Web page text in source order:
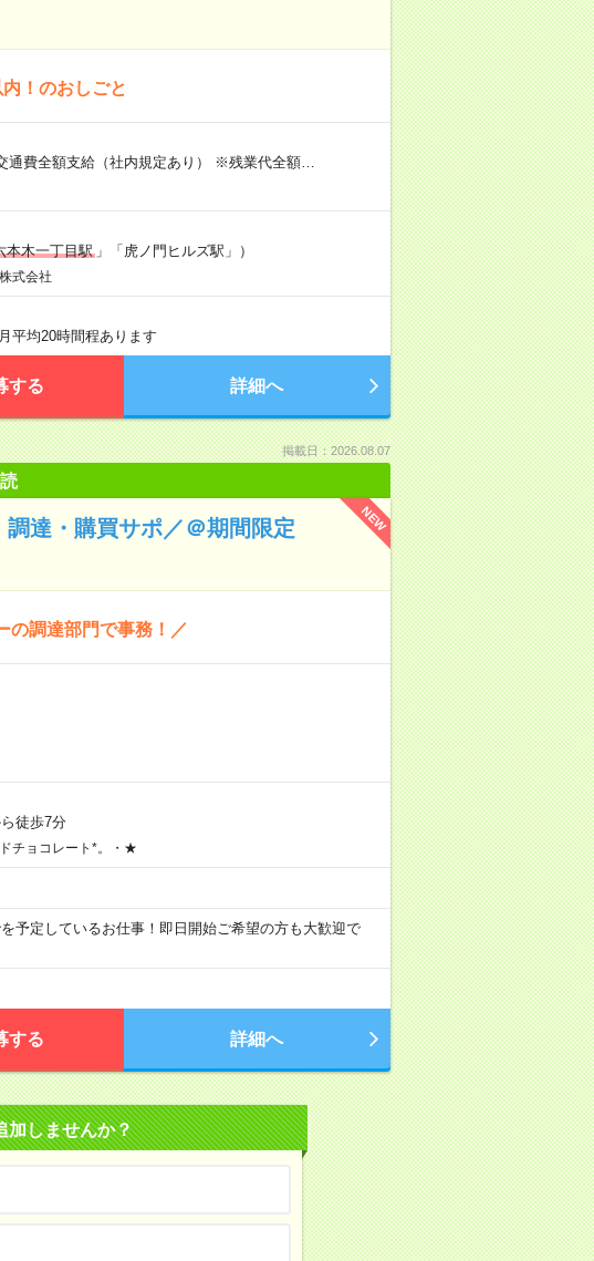
！のおしごと
費全額支給（社内規定あり） ※残業代全額…
本木一丁目駅」「虎ノ門ヒルズ駅」）
式会社
平均20時間程あります
する 詳細へ
掲載日：2026.08.07
NEW
達・購買サポ／＠期間限定
の調達部門で事務！／
徒歩7分
チョコレート*。・★
予定しているお仕事！即日開始ご希望の方も大歓迎で
する 詳細へ
加しませんか？